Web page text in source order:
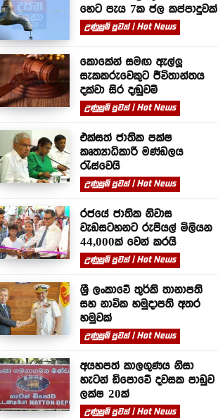
හෙට පැය 7ක ජල කප්පාදුවක්
උණුසුම් පුවත් | Hot News
කොකේන් සමඟ ඇල්ලූ
සැකකරුවෙකුට ජීවිතාන්තය
දක්වා සිර දඬුවම්
උණුසුම් පුවත් | Hot News
එක්සත් ජාතික පක්ෂ
කෘත්‍යාධිකාරී මණ්ඩලය
රැස්වෙයි
උණුසුම් පුවත් | Hot News
රජයේ ජාතික නිවාස
වැඩසටහනට රුපියල් මිලියන
44,000ක් වෙන් කරයි
උණුසුම් පුවත් | Hot News
ශ්‍රී ලංකාවේ තුර්කි තානාපති
සහ නාවික හමුදාපති අතර
හමුවක්
උණුසුම් පුවත් | Hot News
අයහපත් කාලගුණය නිසා
හැටන් ඩිපොවේ දවසක පාඩුව
ලක්ෂ 20ක්
උණුසුම් පුවත් | Hot News